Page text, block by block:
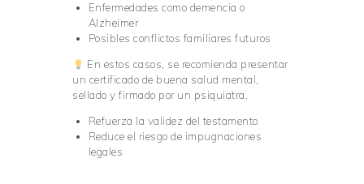
Enfermedades como demencia o
Alzheimer
Posibles conflictos familiares futuros
En estos casos, se recomienda presentar
un certificado de buena salud mental,
sellado y firmado por un psiquiatra.
Refuerza la validez del testamento
Reduce el riesgo de impugnaciones
legales